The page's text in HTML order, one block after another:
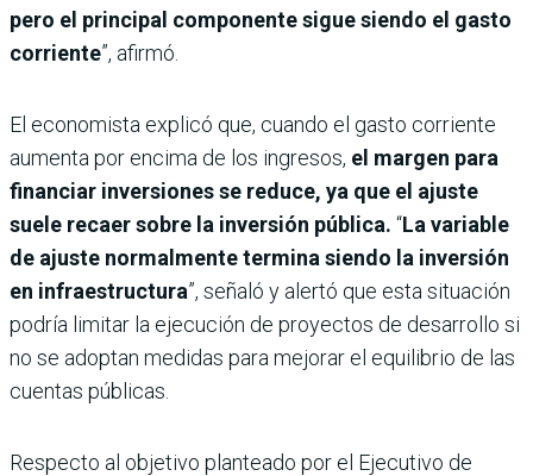
pero el principal componente sigue siendo el gasto
corriente”, afirmó.
El economista explicó que, cuando el gasto corriente
aumenta por encima de los ingresos, el margen para
financiar inversiones se reduce, ya que el ajuste
suele recaer sobre la inversión pública. “La variable
de ajuste normalmente termina siendo la inversión
en infraestructura”, señaló y alertó que esta situación
podría limitar la ejecución de proyectos de desarrollo si
no se adoptan medidas para mejorar el equilibrio de las
cuentas públicas.
Respecto al objetivo planteado por el Ejecutivo de